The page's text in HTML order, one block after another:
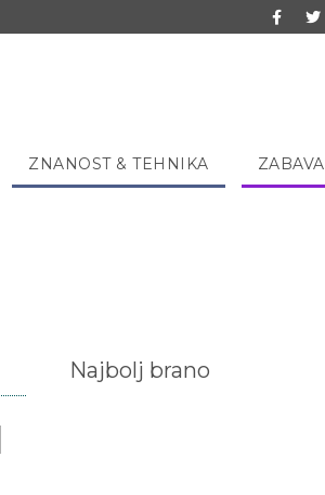
ZNANOST & TEHNIKA ZABAVA
Najbolj brano